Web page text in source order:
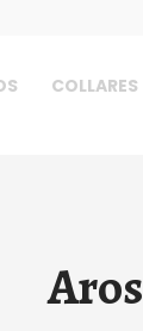
COLLARES
Aros